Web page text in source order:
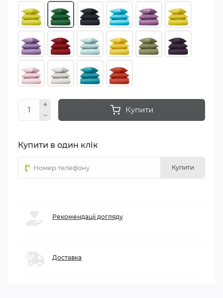
Купити
Купити в один клік
Купити
Рекомендації догляду
Доставка